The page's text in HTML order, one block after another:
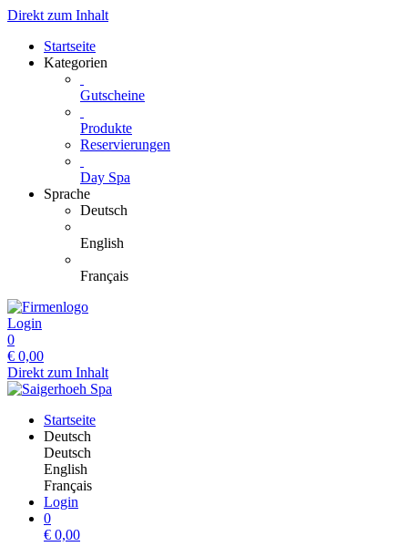
Direkt zum Inhalt
Startseite
Kategorien
Gutscheine
Produkte
Reservierungen
Day Spa
Sprache
Deutsch
English
Français
Login
0
€ 0,00
Direkt zum Inhalt
Startseite
Deutsch
Deutsch
English
Français
Login
0
€ 0,00